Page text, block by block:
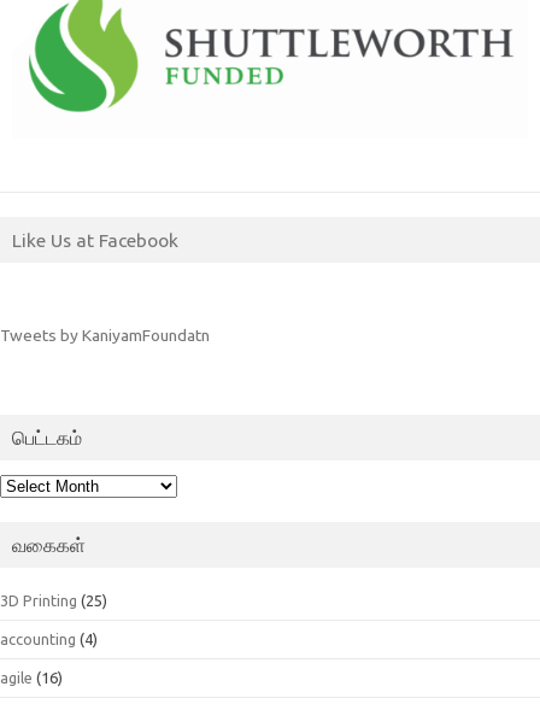
Like Us at Facebook
Tweets by KaniyamFoundatn
பெட்டகம்
பெட்டகம்
வகைகள்
3D Printing (25)
accounting (4)
agile (16)